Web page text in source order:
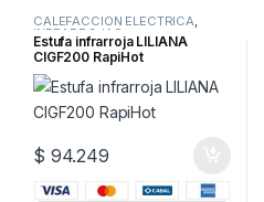
CALEFACCION ELECTRICA,
INFRARROJAS
Estufa infrarroja LILIANA
CIGF200 RapiHot
$ 94.249